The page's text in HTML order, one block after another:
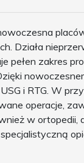
Działa
pełen zakres
i RTG. W
operacje,
w ortopedii,